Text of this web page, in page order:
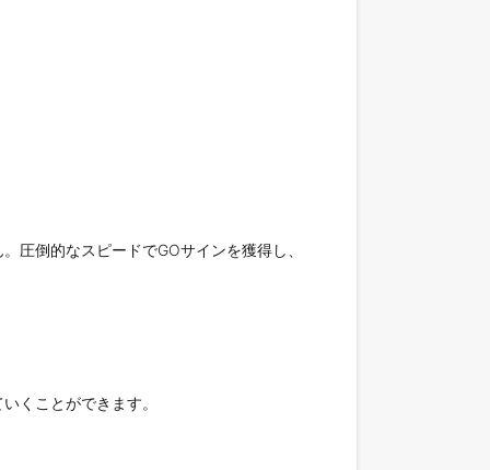
圧倒的なスピードでGOサインを獲得し、
くことができます。